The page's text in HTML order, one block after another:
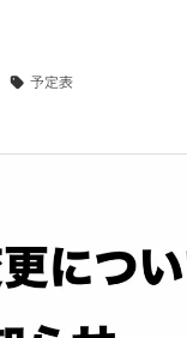
予定表